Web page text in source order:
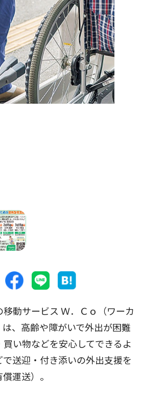
動サービス Ｗ．Ｃｏ（ワーカ
、高齢や障がいで外出が困難
い物などを安心してできるよ
で送迎・付き添いの外出支援を
運送）。